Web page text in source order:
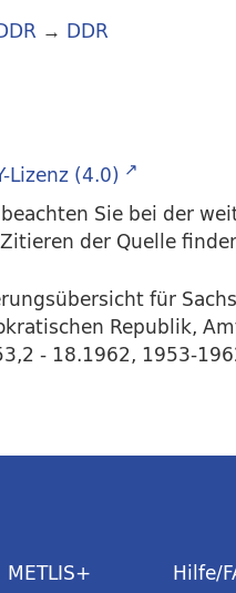
→ DDR
Lizenz (4.0)
Sie bei der
der Quelle
für
Republik,
- 18.1962, 1953-
METLIS+ Hilfe/